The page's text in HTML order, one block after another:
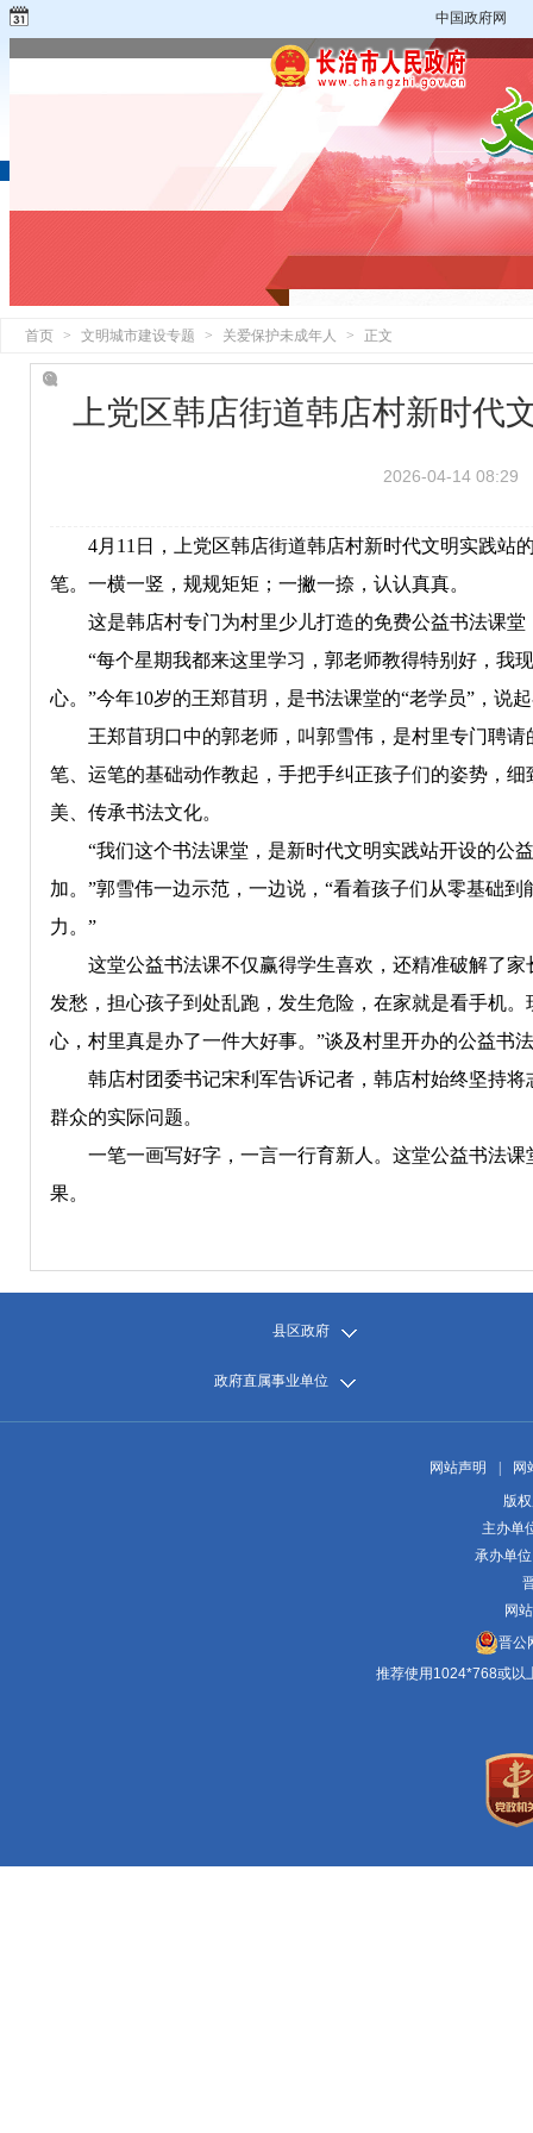
中国政府网
首页 > 文明城市建设专题 > 关爱保护未成年人 > 正文
上党区韩店街道韩店村新时代
2026-04-14 08:29
4月11日，上党区韩店街道韩店村新时代文明实践站
笔。一横一竖，规规矩矩；一撇一捺，认认真真。
这是韩店村专门为村里少儿打造的免费公益书法课堂
“每个星期我都来这里学习，郭老师教得特别好，我
心。”今年10岁的王郑苜玥，是书法课堂的“老学员”，说
王郑苜玥口中的郭老师，叫郭雪伟，是村里专门聘请
笔、运笔的基础动作教起，手把手纠正孩子们的姿势，
美、传承书法文化。
“我们这个书法课堂，是新时代文明实践站开设的公
加。”郭雪伟一边示范，一边说，“看着孩子们从零基础
力。”
这堂公益书法课不仅赢得学生喜欢，还精准破解了家
发愁，担心孩子到处乱跑，发生危险，在家就是看手机
心，村里真是办了一件大好事。”谈及村里开办的公益书
韩店村团委书记宋利军告诉记者，韩店村始终坚持将
群众的实际问题。
一笔一画写好字，一言一行育新人。这堂公益书法课
果。
县区政府
政府直属事业单位
网站声明
网
版
主办单
承办单
网
晋公
推荐使用1024*768或以